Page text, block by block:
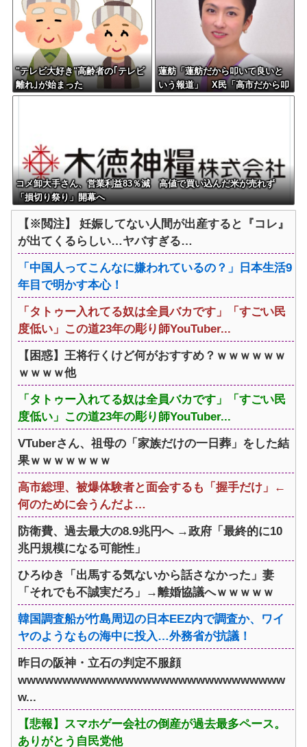
"テレビ大好き"高齢者の｢テレビ
離れ｣が始まった
蓮舫「蓮舫だから叩いて良いと
いう報道」 X民「高市だから叩
いて良いをやってるのがお前だ
コメ卸大手さん、営業利益83％減 高値で買い込んだ米が売れず
「損切り祭り」開幕へ
【※閲注】 妊娠してない人間が出産すると『コレ』
が出てくるらしい…ヤバすぎる…
「中国人ってこんなに嫌われているの？」日本生活9
年目で明かす本心！
「タトゥー入れてる奴は全員バカです」「すごい民
度低い」この道23年の彫り師YouTuber...
【困惑】王将行くけど何がおすすめ？ｗｗｗｗｗｗ
ｗｗｗｗ他
「タトゥー入れてる奴は全員バカです」「すごい民
度低い」この道23年の彫り師YouTuber...
VTuberさん、祖母の「家族だけの一日葬」をした結
果ｗｗｗｗｗｗｗ
高市総理、被爆体験者と面会するも「握手だけ」←
何のために会うんだよ…
防衛費、過去最大の8.9兆円へ →政府「最終的に10
兆円規模になる可能性」
ひろゆき「出馬する気ないから話さなかった」妻
「それでも不誠実だろ」→離婚協議へｗｗｗｗｗ
韓国調査船が竹島周辺の日本EEZ内で調査か、ワイ
ヤのようなもの海中に投入…外務省が抗議！
昨日の阪神・立石の判定不服顔
wwwwwwwwwwwwwwwwwwwwwwwwwwwwww
w...
【悲報】スマホゲー会社の倒産が過去最多ペース。
ありがとう自民党他